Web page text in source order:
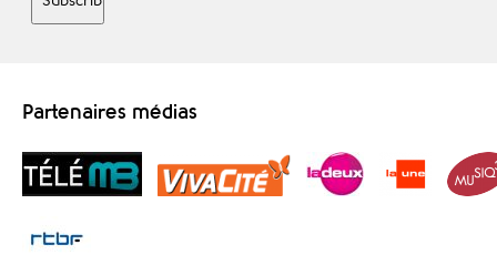
Partenaires médias